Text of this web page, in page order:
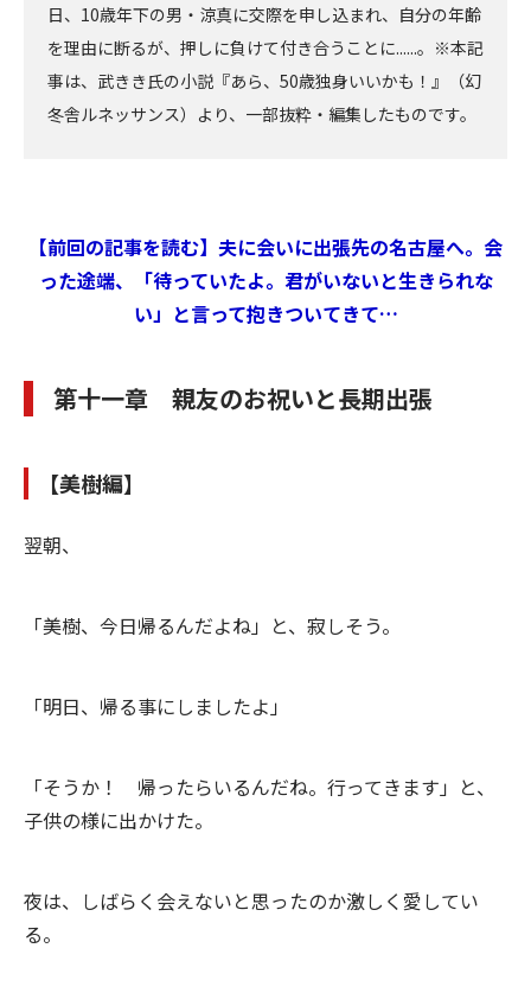
日、10歳年下の男・涼真に交際を申し込まれ、自分の年齢
を理由に断るが、押しに負けて付き合うことに......。※本記
事は、武きき氏の小説『あら、50歳独身いいかも！』（幻
冬舎ルネッサンス）より、一部抜粋・編集したものです。
【前回の記事を読む】夫に会いに出張先の名古屋へ。会
った途端、「待っていたよ。君がいないと生きられな
い」と言って抱きついてきて…
第十一章 親友のお祝いと長期出張
【美樹編】
翌朝、
「美樹、今日帰るんだよね」と、寂しそう。
「明日、帰る事にしましたよ」
「そうか！ 帰ったらいるんだね。行ってきます」と、
子供の様に出かけた。
夜は、しばらく会えないと思ったのか激しく愛してい
る。